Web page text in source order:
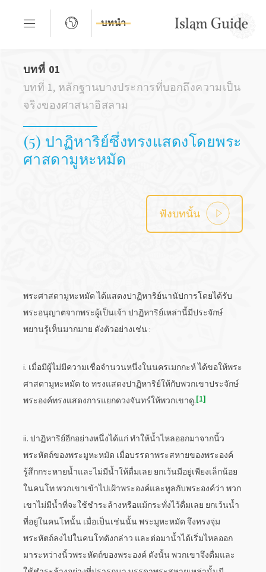
บทนำ
บทที่ 01
บทที่ 1, หลักฐานบางประการที่บอกถึงความเป็น
จริงของศาสนาอิสลาม
(5) ปาฏิหาริย์ซึ่งทรงแสดงโดยพระ
ศาสดามูหะหมัด
ฟังบทนั้น
พระศาสดามูหะหมัด ได้แสดงปาฏิหาริย์นานัปการโดยได้รับ
พระอนุญาตจากพระผู้เป็นเจ้า ปาฏิหาริย์เหล่านี้มีประจักษ์
พยานรู้เห็นมากมาย ดังตัวอย่างเช่น :
i. เมื่อมีผู้ไม่มีความเชื่อจำนวนหนึ่งในนครเมกกะห์ ได้ขอให้พระ
ศาสดามูหะหมัด to ทรงแสดงปาฏิหาริย์ให้กับพวกเขาประจักษ์
พระองค์ทรงแสดงการแยกดวงจันทร์ให้พวกเขาดู. 1
ii. ปาฏิหาริย์อีกอย่างหนึ่งได้แก่ ทำให้น้ำไหลออกมาจากนิ้ว
พระหัตถ์ของพระมูหะหมัด เมื่อบรรดาพระสหายของพระองค์
รู้สึกกระหายน้ำและไม่มีน้ำให้ดื่มเลย ยกเว้นมีอยู่เพียงเล็กน้อย
ในคนโท พวกเขาเข้าไปเฝ้าพระองค์และทูลกับพระองค์ว่า พวก
เขาไม่มีน้ำที่จะใช้ชำระล้างหรือแม้กระทั่งไว้ดื่มเลย ยกเว้นน้ำ
ที่อยู่ในคนโทนั้น เมื่อเป็นเช่นนั้น พระมูหะหมัด จึงทรงจุ่ม
พระหัตถ์ลงไปในคนโทดังกล่าว และต่อมาน้ำได้เริ่มไหลออก
มาระหว่างนิ้วพระหัตถ์ของพระองค์ ดังนั้น พวกเขาจึงดื่มและ